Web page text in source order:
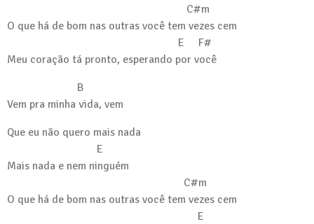
C#m
O que há de bom nas outras você tem vezes cem
E F#
Meu coração tá pronto, esperando por você
B
Vem pra minha vida, vem
Que eu não quero mais nada
E
Mais nada e nem ninguém
C#m
O que há de bom nas outras você tem vezes cem
E